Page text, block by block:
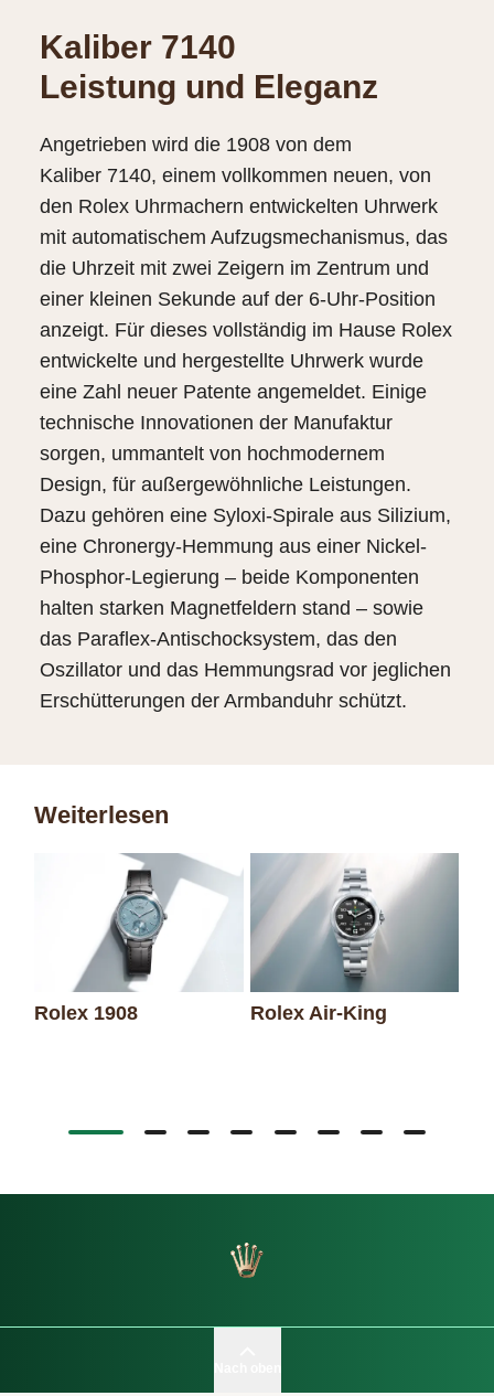
Kaliber 7140
Leistung und Eleganz
Angetrieben wird die 1908 von dem
Kaliber 7140, einem vollkommen neuen, von
den Rolex Uhrmachern entwickelten Uhrwerk
mit automatischem Aufzugs­mechanismus, das
die Uhrzeit mit zwei Zeigern im Zentrum und
einer kleinen Sekunde auf der 6‑Uhr-Position
anzeigt. Für dieses vollständig im Hause Rolex
entwickelte und hergestellte Uhrwerk wurde
eine Zahl neuer Patente angemeldet. Einige
technische Innovationen der Manufaktur
sorgen, ummantelt von hochmodernem
Design, für außergewöhnliche Leistungen.
Dazu gehören eine Syloxi-Spirale aus Silizium,
eine Chronergy-Hemmung aus einer Nickel-
Phosphor-Legierung – beide Komponenten
halten starken Magnetfeldern stand – sowie
das Paraflex-Antischocksystem, das den
Oszillator und das Hemmungsrad vor jeglichen
Erschütterungen der Armbanduhr schützt.
Weiterlesen
Rolex 1908 Rolex Air-King